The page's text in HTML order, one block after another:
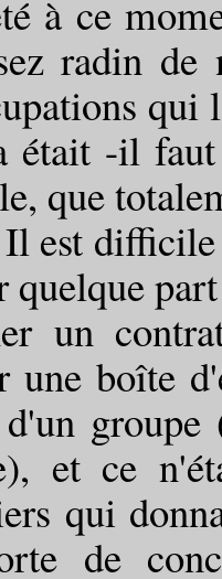
à ce
radin
qui
était -il faut
que
difficile
quelque
un
une boîte
groupe
et ce
qui
de